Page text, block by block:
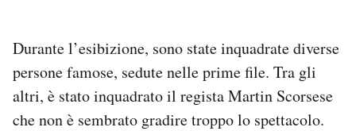
Durante l’esibizione, sono state inquadrate diverse
persone famose, sedute nelle prime file. Tra gli
altri, è stato inquadrato il regista Martin Scorsese
che non è sembrato gradire troppo lo spettacolo.